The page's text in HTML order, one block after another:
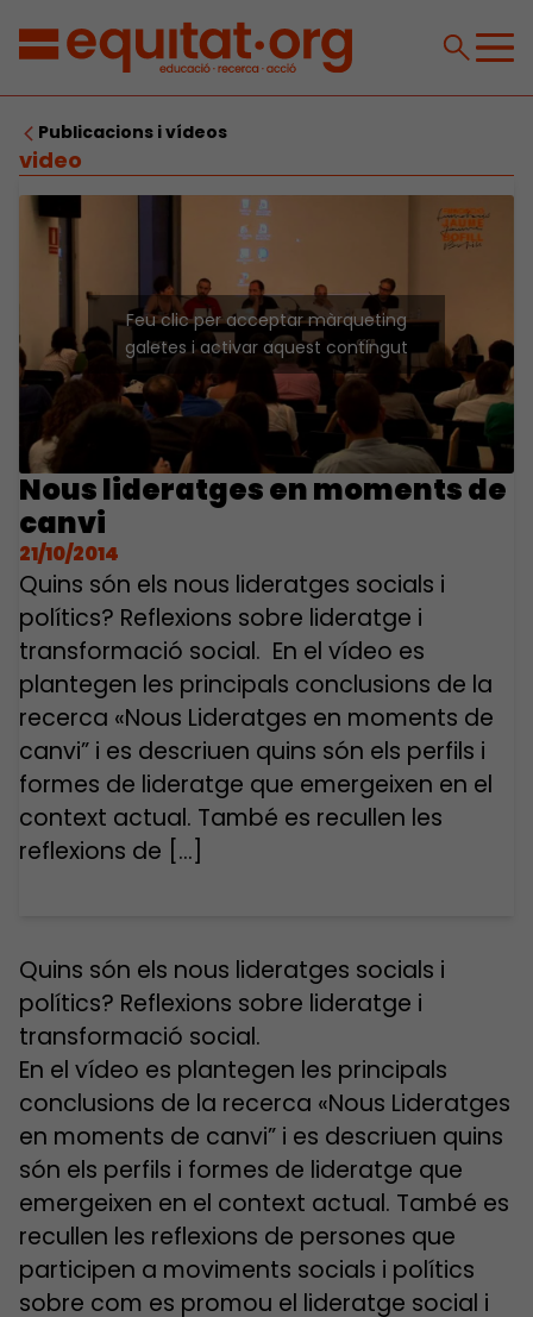
Publicacions i vídeos
video
Feu clic per acceptar màrqueting
galetes i activar aquest contingut
Nous lideratges en moments de
canvi
21/10/2014
Quins són els nous lideratges socials i
polítics? Reflexions sobre lideratge i
transformació social. En el vídeo es
plantegen les principals conclusions de la
recerca «Nous Lideratges en moments de
canvi” i es descriuen quins són els perfils i
formes de lideratge que emergeixen en el
context actual. També es recullen les
reflexions de […]
Quins són els nous lideratges socials i
polítics? Reflexions sobre lideratge i
transformació social.
En el vídeo es plantegen les principals
conclusions de la recerca «Nous Lideratges
en moments de canvi” i es descriuen quins
són els perfils i formes de lideratge que
emergeixen en el context actual. També es
recullen les reflexions de persones que
participen a moviments socials i polítics
sobre com es promou el lideratge social i